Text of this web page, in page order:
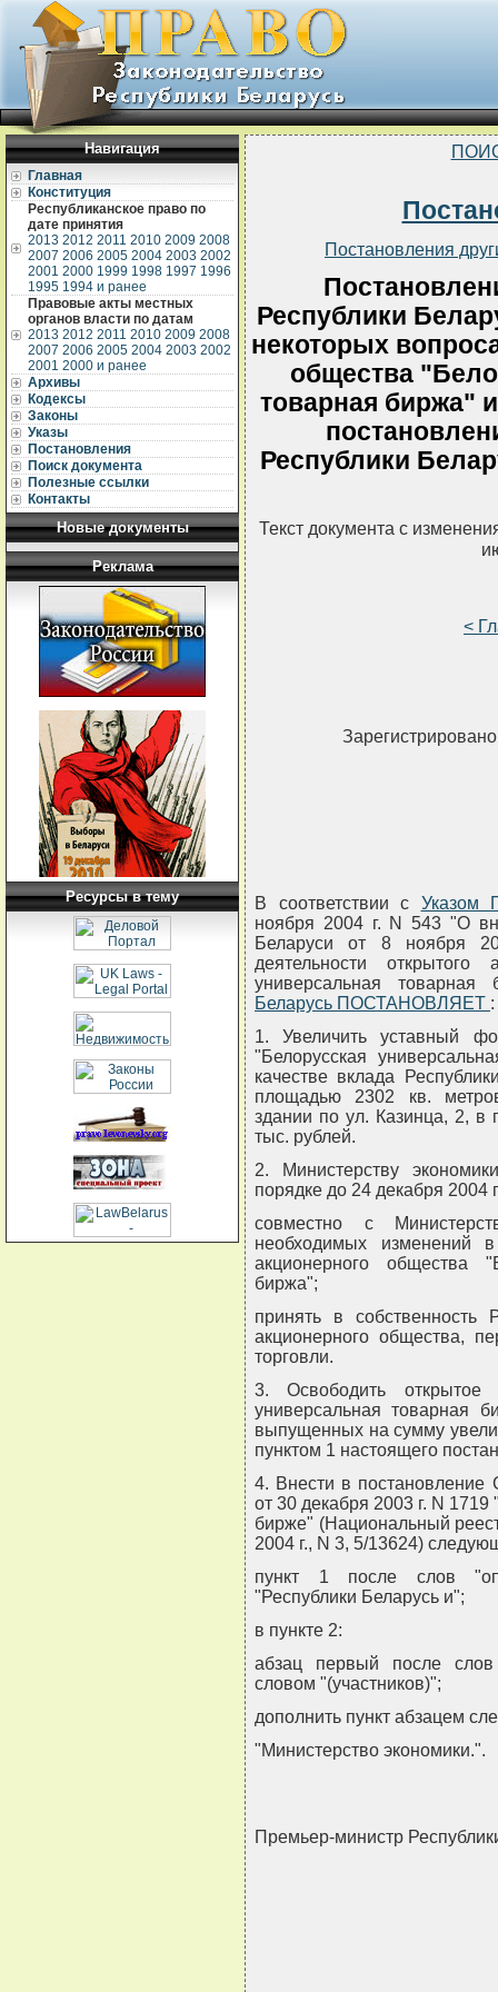
Навигация
Главная
Конституция
Республиканское право по
дате принятия
2013 2012 2011 2010 2009 2008
2007 2006 2005 2004 2003 2002
2001 2000 1999 1998 1997 1996
1995 1994 и ранее
Правовые акты местных
органов власти по датам
2013 2012 2011 2010 2009 2008
2007 2006 2005 2004 2003 2002
2001 2000 и ранее
Архивы
Кодексы
Законы
Указы
Постановления
Поиск документа
Полезные ссылки
Контакты
Новые документы
Реклама
Ресурсы в тему
Постановления
Республики
некоторых
общества
товарная биржа"
Республики
Текст документа с
<
В соответствии с Указом
ноября 2004 г. N 543 "О
Беларуси от 8 ноября
деятельности открытого
универсальная
Беларусь ПОСТАНОВЛЯЕТ :
1. Увеличить уставный
"Белорусская
качестве вклада
площадью 2302 кв.
здании по ул. Казинца, 2, в
тыс. рублей.
2. Министерству
порядке до 24 декабря 2004
совместно с
необходимых изменений
акционерного общества
биржа";
принять в собственность
акционерного общества,
торговли.
3. Освободить открытое
универсальная товарная
выпущенных на сумму
пунктом 1 настоящего
4. Внести в постановление
от 30 декабря 2003 г. N
бирже" (Национальный
2004 г., N 3, 5/13624)
пункт 1 после слов
"Республики Беларусь и";
в пункте 2:
абзац первый после слов
словом "(участников)";
дополнить пункт абзацем
"Министерство экономики.".
Премьер-министр